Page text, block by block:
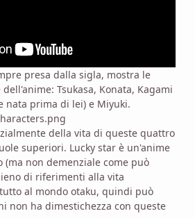
presa dalla sigla, mostra le
Tsukasa, Konata, Kagami
nata prima di lei) e Miyuki.
della vita di queste quattro
superiori. Lucky star è un'anime
(ma non demenziale come può
di riferimenti alla vita
al mondo otaku, quindi può
non ha dimestichezza con queste